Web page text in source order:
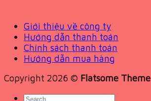
Giới thiệu về công ty
Hướng dẫn thanh toán
Chính sách thanh toán
Hướng dẫn mua hàng
Copyright 2026 © Flatsome Theme
Search